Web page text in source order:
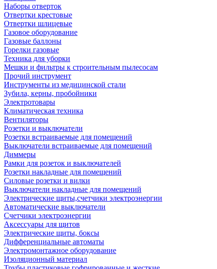
Наборы отверток
Отвертки крестовые
Отвертки шлицевые
Газовое оборудование
Газовые баллоны
Горелки газовые
Техника для уборки
Мешки и фильтры к строительным пылесосам
Прочий инструмент
Инструменты из медицинской стали
Зубила, керны, пробойники
Электротовары
Климатическая техника
Вентиляторы
Розетки и выключатели
Розетки встраиваемые для помещений
Выключатели встраиваемые для помещений
Диммеры
Рамки для розеток и выключателей
Розетки накладные для помещений
Силовые розетки и вилки
Выключатели накладные для помещений
Электрические щиты,счетчики электроэнергии
Автоматические выключатели
Счетчики электроэнергии
Аксессуары для щитов
Электрические щиты, боксы
Дифференциальные автоматы
Электромонтажное оборудование
Изоляционный материал